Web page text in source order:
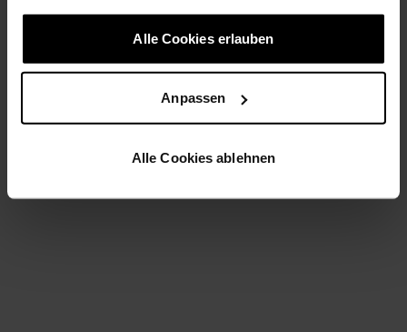
Alle Cookies erlauben
Anpassen
Alle Cookies ablehnen